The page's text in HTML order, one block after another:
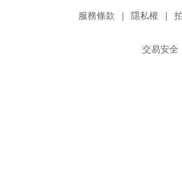
服務條款 | 隱私權 |
交易安全